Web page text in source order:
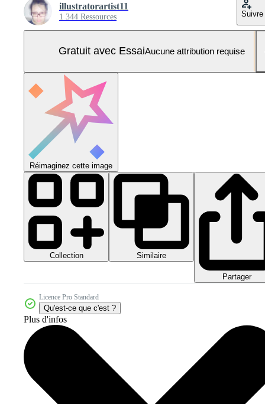
illustratorartist11
1 344 Ressources Suivre
Gratuit avec EssaiAucune attribution requise
Réimaginez cette image
Collection Similaire
Partager
Licence Pro Standard
Qu'est-ce que c'est ?
Plus d'infos